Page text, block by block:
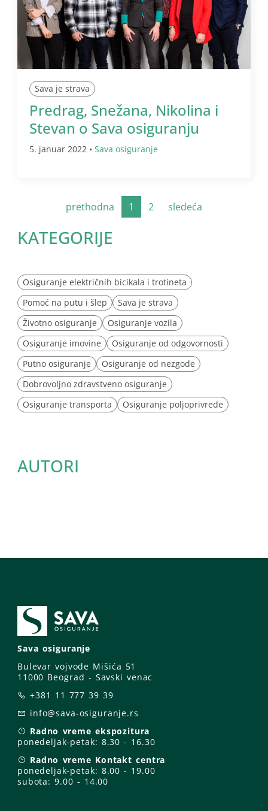
Sava je strava
Predrag, Snežana, Nikolina i
Stevan o Sava osiguranju
5. januar 2022 • Sava osiguranje
prethodna 1 2 sledeća
KATEGORIJE
Osiguranje električnih bicikala i trotineta
Pomoć na putu i šlep
Sava je strava
Životno osiguranje
Osiguranje vozila
Osiguranje imovine
Osiguranje od odgovornosti
Putno osiguranje
Osiguranje od nezgode
Dobrovoljno zdravstveno osiguranje
Osiguranje transporta
Osiguranje poljoprivrede
AUTORI
Sava osiguranje
Bulevar vojvode Mišića 51
11000 Beograd - Savski venac
+381 11 777 39 39
info@sava-osiguranje.rs
Radno vreme ekspozitura
ponedeljak-petak: 8.30 - 16.30
Radno vreme Kontakt centra
ponedeljak-petak: 8.00 - 19.00
subota: 9.00 - 14.00